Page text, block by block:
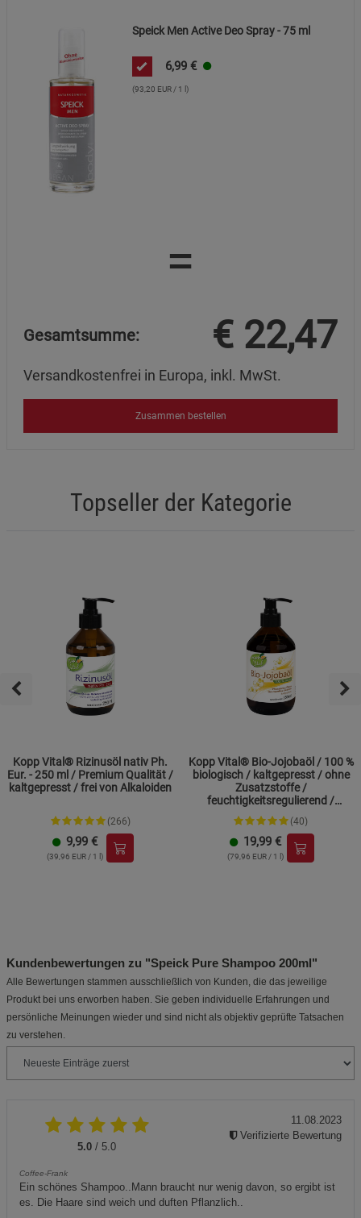
Speick Men Active Deo Spray - 75 ml
6,99 €
(93,20 EUR / 1 l)
=
Gesamtsumme: € 22,47
Versandkostenfrei in Europa, inkl. MwSt.
Zusammen bestellen
Topseller der Kategorie
Kopp Vital® Rizinusöl nativ Ph.
Eur. - 250 ml / Premium Qualität /
kaltgepresst / frei von Alkaloiden
(266)
9,99 €
(39,96 EUR / 1 l)
Kopp Vital® Bio-Jojobaöl / 100 %
biologisch / kaltgepresst / ohne
Zusatzstoffe /
feuchtigkeitsregulierend /
Hautpflege
(40)
19,99 €
(79,96 EUR / 1 l)
Kundenbewertungen zu "Speick Pure Shampoo 200ml"
Alle Bewertungen stammen ausschließlich von Kunden, die das jeweilige
Produkt bei uns erworben haben. Sie geben individuelle Erfahrungen und
persönliche Meinungen wieder und sind nicht als objektiv geprüfte Tatsachen
zu verstehen.
5.0 / 5.0
Coffee-Frank
Ein schönes Shampoo..Mann braucht nur wenig davon, so ergibt ist
es. Die Haare sind weich und duften Pflanzlich..
11.08.2023
Verifizierte Bewertung
Beschreibung Statistik Cookies
Cookie-Informationen
Marketing Cookies (3)
Beschreibung Marketing Cookies